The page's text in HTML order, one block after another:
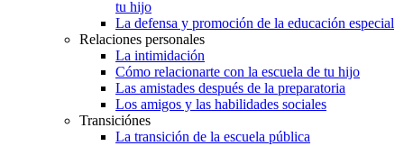
tu hijo
La defensa y promoción de la educación especial
Relaciones personales
La intimidación
Cómo relacionarte con la escuela de tu hijo
Las amistades después de la preparatoria
Los amigos y las habilidades sociales
Transiciónes
La transición de la escuela pública